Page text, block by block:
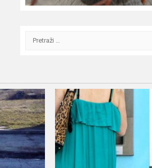
Pretraži: